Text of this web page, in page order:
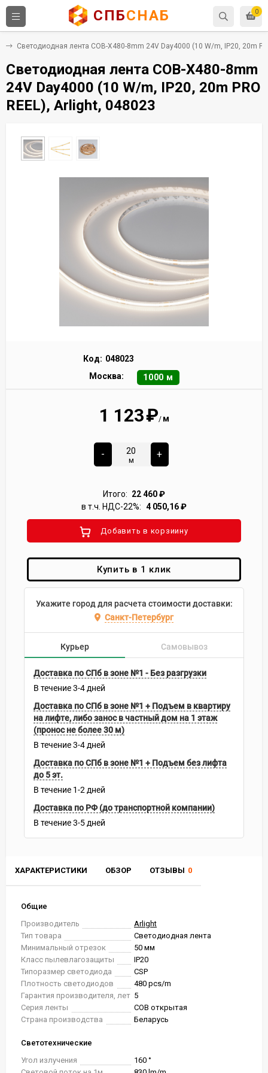
0
СПБСНАБ
Светодиодная лента COB-X480-8mm 24V Day4000 (10 W/m, IP20, 20m
Светодиодная лента COB-X480-8mm
24V Day4000 (10 W/m, IP20, 20m PRO
REEL), Arlight, 048023
ХАРАКТЕРИСТИКИ ОБЗОР ОТЗЫВЫ 0
Общие
Производитель
Arlight
Тип товара
Светодиодная лента
Минимальный отрезок
50 мм
Класс пылевлагозащиты
IP20
Типоразмер светодиода
CSP
Плотность светодиодов
480 pcs/m
Гарантия производителя, лет 5
Серия ленты
COB открытая
Страна производства
Беларусь
Светотехнические
Угол излучения
160 °
Код: 048023
Москва:
1000 м
1 123₽/ м
-
м
+
Итого: 22 460₽
в т.ч. НДС-22%: 4 050,16₽
Добавить в корзиину
Купить в 1 клик
Укажите город для расчета стоимости доставки:
Санкт-Петербург
Курьер Самовывоз
Доставка по СПб в зоне №1 - Без разгрузки
В течение3-4 дней
Доставка по СПб в зоне №1 + Подъем в квартиру
на лифте, либо занос в частный дом на 1 этаж
(пронос не более 30 м)
В течение3-4 дней
Доставка по СПб в зоне №1 + Подъем без лифта
до 5 эт.
В течение 1-2 дней
Доставка по РФ (до транспортной компании)
В течение3-5 дней